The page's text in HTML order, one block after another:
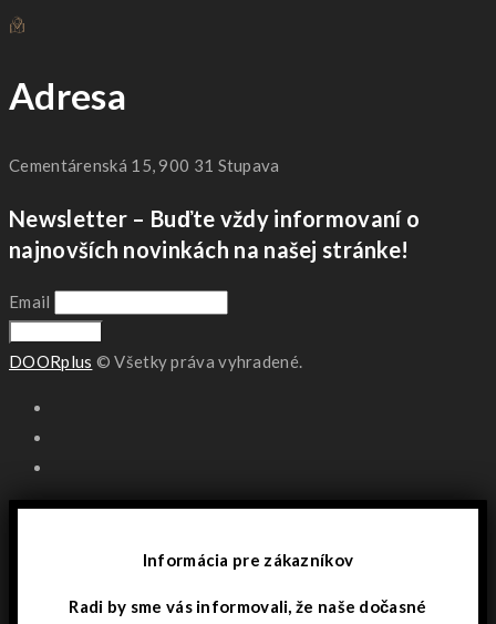
Adresa
Cementárenská 15, 900 31 Stupava
Newsletter – Buďte vždy informovaní o
najnovších novinkách na našej stránke!
Email
DOORplus © Všetky práva vyhradené.
Informácia pre zákazníkov
Radi by sme vás informovali, že naše dočasné